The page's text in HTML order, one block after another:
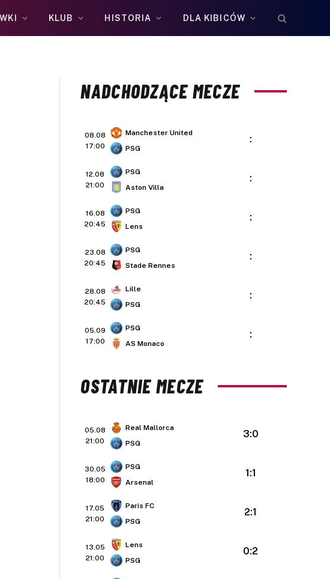
KLUB HISTORIA DLA KIBICÓW
NADCHODZĄCE MECZE
08.08
17:00
Manchester United
PSG
:
12.08
21:00
PSG
Aston Villa
:
16.08
20:45
PSG
Lens
:
23.08
20:45
PSG
Stade Rennes
:
28.08
20:45
Lille
PSG
:
05.09
17:00
PSG
AS Monaco
:
OSTATNIE MECZE
05.08
21:00
Real Mallorca
PSG
3:0
30.05
18:00
PSG
Arsenal
1:1
17.05
21:00
Paris FC
PSG
2:1
13.05
21:00
Lens
PSG
0:2